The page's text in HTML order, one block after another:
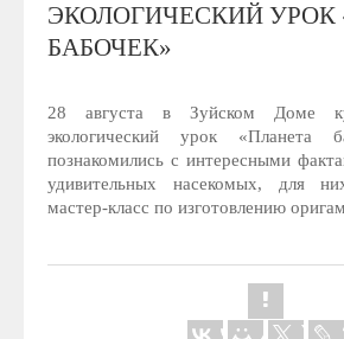
ЭКОЛОГИЧЕСКИЙ УРОК
БАБОЧЕК»
28 августа в Зуйском Доме
экологический урок «Планета
познакомились с интересными
удивительных насекомых, для
мастер-класс по изготовлению